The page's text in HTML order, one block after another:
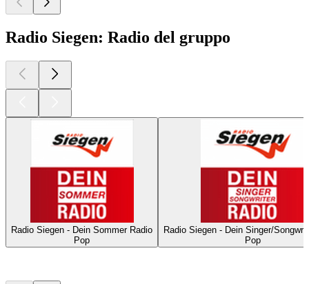
Radio Siegen: Radio del gruppo
Radio Siegen - Dein Sommer Radio
Pop
Radio Siegen - Dein Singer/
Pop